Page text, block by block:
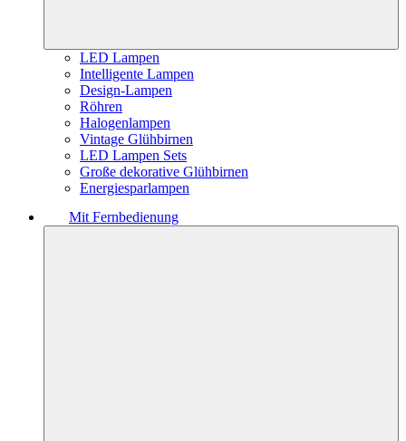
LED Lampen
Intelligente Lampen
Design-Lampen
Röhren
Halogenlampen
Vintage Glühbirnen
LED Lampen Sets
Große dekorative Glühbirnen
Energiesparlampen
Mit Fernbedienung